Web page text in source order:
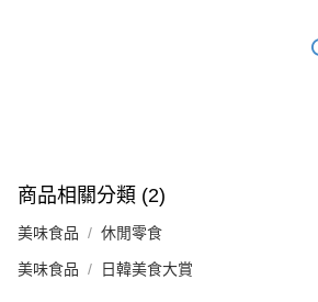
商品相關分類 (2)
美味食品 休閒零食
美味食品 日韓美食大賞